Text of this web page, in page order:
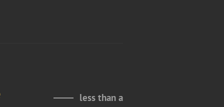
less than a